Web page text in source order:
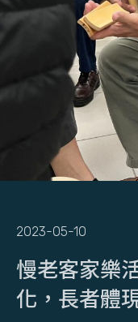
2023-05-10
慢老客家樂
化，長者體